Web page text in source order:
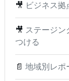
🎥 ビジネス
🎥 ステージ
つける
📄 地域別レポ